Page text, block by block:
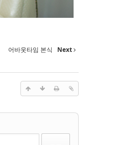
어바웃타임 본식 Next